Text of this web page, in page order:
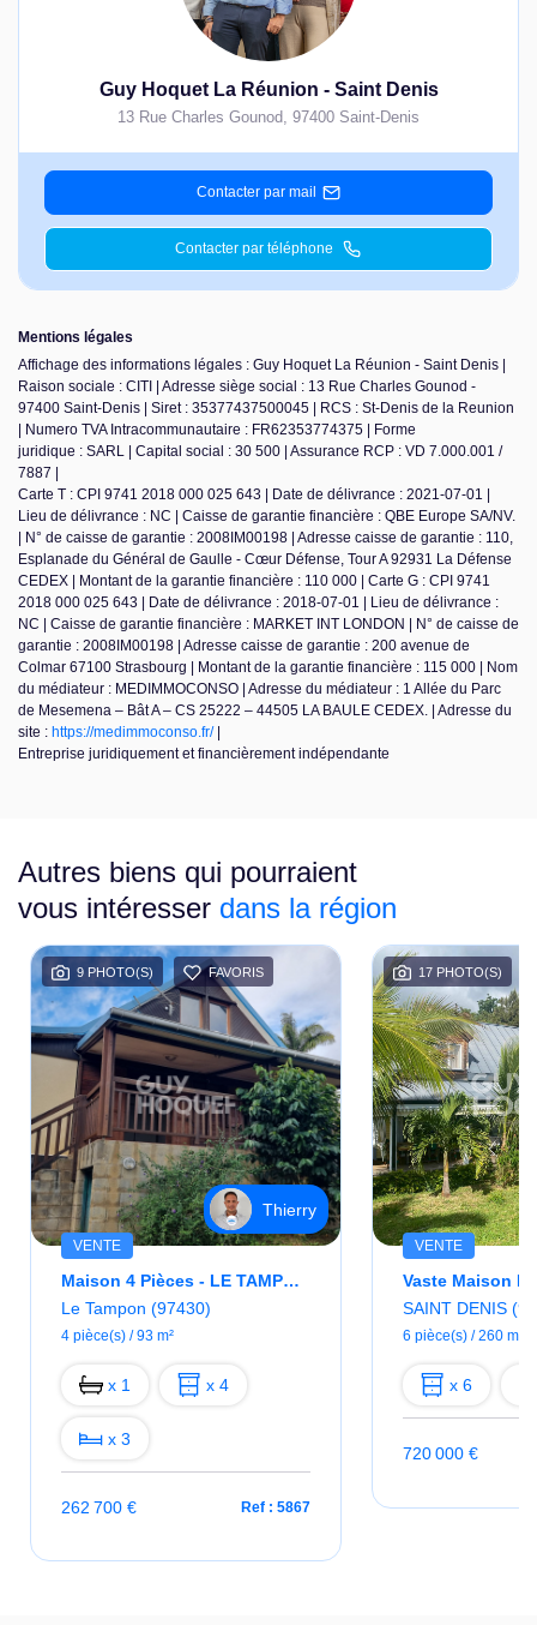
Guy Hoquet La Réunion - Saint Denis
13 Rue Charles Gounod 97400 Saint-Denis
Contacter par mail
Contacter par téléphone
Mentions légales
Affichage des informations légales : Guy Hoquet La Réunion - Saint Denis |
Raison sociale : CITI | Adresse siège social : 13 Rue Charles Gounod -
97400 Saint-Denis | Siret : 35377437500045 | RCS : St-Denis de la Reunion
| Numero TVA Intracommunautaire : FR62353774375 | Forme
juridique : SARL | Capital social : 30 500 | Assurance RCP : VD 7.000.001 /
7887 |
Carte T : CPI 9741 2018 000 025 643 | Date de délivrance : 2021-07-01 |
Lieu de délivrance : NC | Caisse de garantie financière : QBE Europe SA/NV.
| N° de caisse de garantie : 2008IM00198 | Adresse caisse de garantie : 110,
Esplanade du Général de Gaulle - Cœur Défense, Tour A 92931 La Défense
CEDEX | Montant de la garantie financière : 110 000 | Carte G : CPI 9741
2018 000 025 643 | Date de délivrance : 2018-07-01 | Lieu de délivrance :
NC | Caisse de garantie financière : MARKET INT LONDON | N° de caisse de
garantie : 2008IM00198 | Adresse caisse de garantie : 200 avenue de
Colmar 67100 Strasbourg | Montant de la garantie financière : 115 000 | Nom
du médiateur : MEDIMMOCONSO | Adresse du médiateur : 1 Allée du Parc
de Mesemena – Bât A – CS 25222 – 44505 LA BAULE CEDEX. | Adresse du
site : https://medimmoconso.fr/|
Entreprise juridiquement et financièrement indépendante
Autres biens qui pourraient
vous intéresser dans la région
9 PHOTO(S) FAVORIS
Thierry
VENTE
Maison 4 Pièces - LE TAMPON Bérive
Le Tampon (97430)
4 pièce(s) / 93 m²
x 1 x 4
x 3
262 700 € Ref : 5867
17 PHOTO(S)
VENTE
SAINT DENIS
6 pièce(s) / 260 m²
x 6
720 000 €